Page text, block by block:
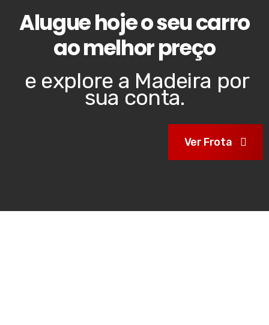
Alugue hoje o seu carro
ao melhor preço
e explore a Madeira por
sua conta.
Ver Frota